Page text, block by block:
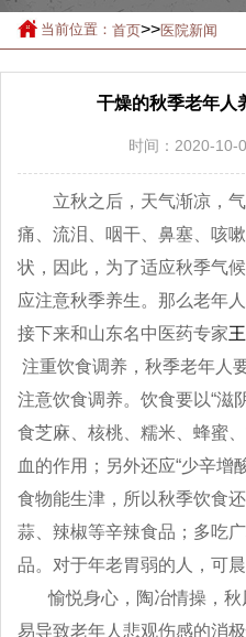
当前位置： 首页>>医院新闻
干燥的秋季老年人
时间：2020-10-
立秋之后，天气渐凉，气
痛、流泪、咽干、鼻塞、咳
状，因此，为了适应秋季气
应注意秋季养生。那么老年
接下来和山东名中医药专家
注重饮食调养，秋季老年人
注意饮食调养。饮食要以“滋
食芝麻、核桃、糯米、蜂蜜
血的作用；另外还应“少辛增
食物能生津，所以秋季饮食
蒜、辣椒等辛辣食品；多吃
品。对于年老胃弱的人，可
愉悦身心，陶冶情操，秋
易导致老年人悲观伤感的消